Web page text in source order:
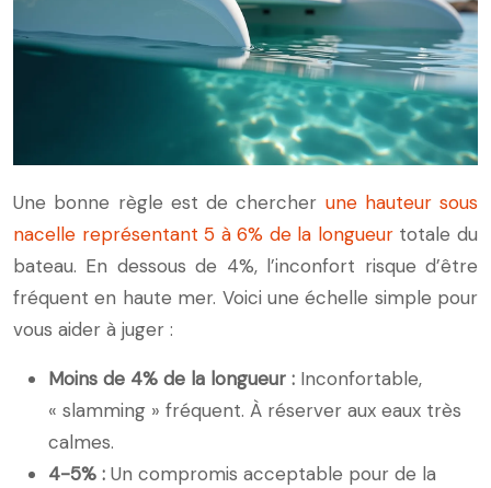
Une bonne règle est de chercher une hauteur sous
nacelle représentant 5 à 6% de la longueurtotale du
bateau. En dessous de 4%, l’inconfort risque d’être
fréquent en haute mer. Voici une échelle simple pour
vous aider à juger :
Moins de 4% de la longueur : Inconfortable,
« slamming » fréquent. À réserver aux eaux très
calmes.
4-5% : Un compromis acceptable pour de la